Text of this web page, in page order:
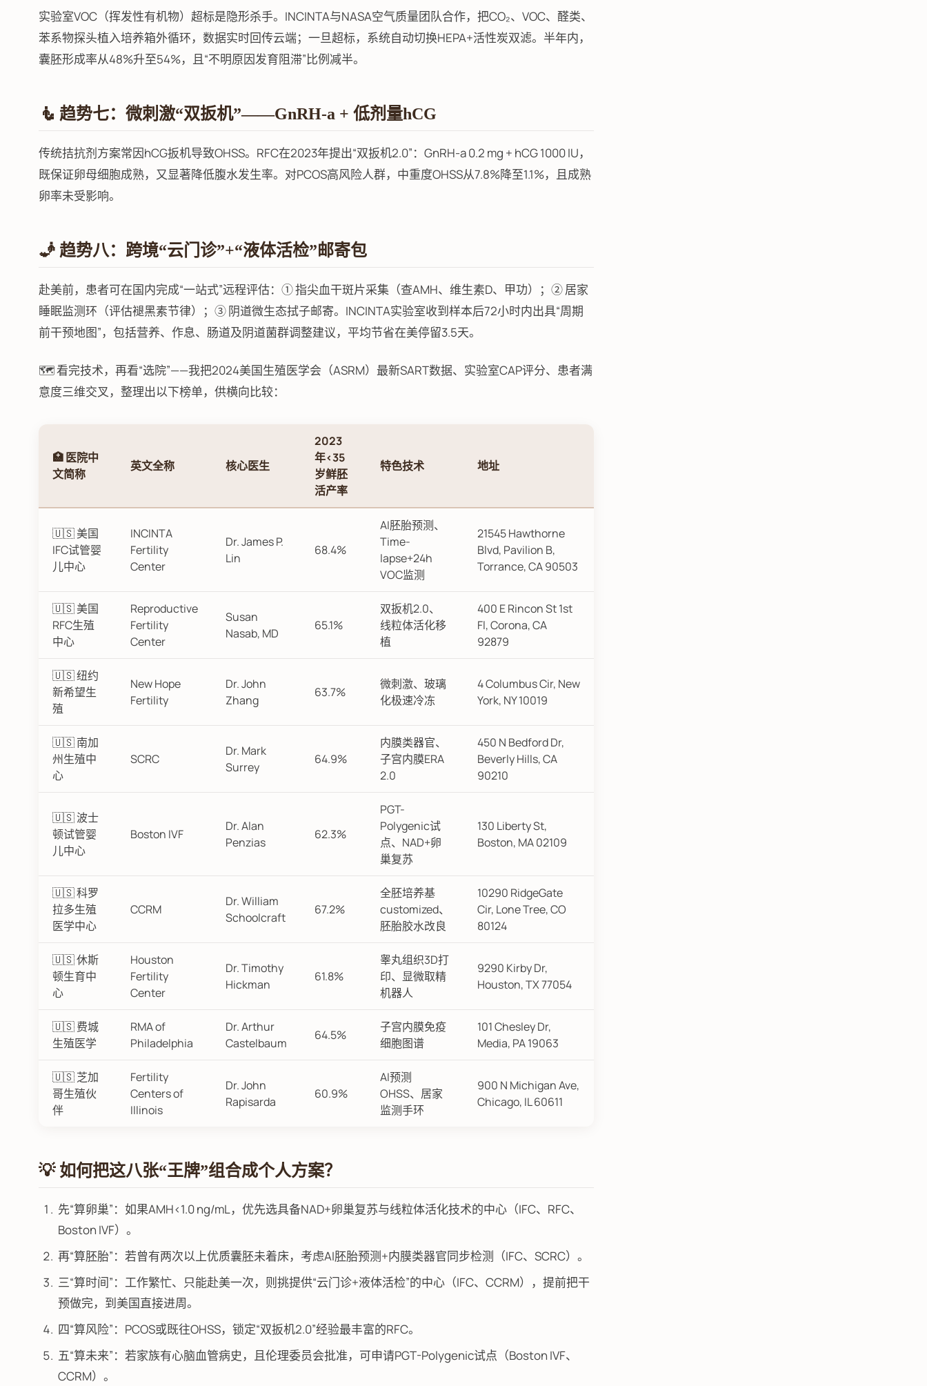
实验室VOC（挥发性有机物）超标是隐形杀手。INCINTA与NASA空气质量团队合作，把CO₂、VOC、醛类、
苯系物探头植入培养箱外循环，数据实时回传云端；一旦超标，系统自动切换HEPA+活性炭双滤。半年内，
囊胚形成率从48%升至54%，且“不明原因发育阻滞”比例减半。
🧜 趋势七：微刺激“双扳机”——GnRH-a + 低剂量hCG
传统拮抗剂方案常因hCG扳机导致OHSS。RFC在2023年提出“双扳机2.0”：GnRH-a 0.2 mg + hCG 1000 IU，
既保证卵母细胞成熟，又显著降低腹水发生率。对PCOS高风险人群，中重度OHSS从7.8%降至1.1%，且成熟
卵率未受影响。
🧞 趋势八：跨境“云门诊”+“液体活检”邮寄包
赴美前，患者可在国内完成“一站式”远程评估：① 指尖血干斑片采集（查AMH、维生素D、甲功）；② 居家
睡眠监测环（评估褪黑素节律）；③ 阴道微生态拭子邮寄。INCINTA实验室收到样本后72小时内出具“周期
前干预地图”，包括营养、作息、肠道及阴道菌群调整建议，平均节省在美停留3.5天。
🗺️ 看完技术，再看“选院”——我把2024美国生殖医学会（ASRM）最新SART数据、实验室CAP评分、患者满
意度三维交叉，整理出以下榜单，供横向比较：
🏥 医院中
文简称
英文全称 核心医生
2023
年<35
岁鲜胚
活产率
特色技术 地址
🇺🇸 美国
IFC试管婴
儿中心
INCINTA
Fertility
Center
Dr. James P.
Lin
68.4%
AI胚胎预测、
Time-
lapse+24h
VOC监测
21545 Hawthorne
Blvd, Pavilion B,
Torrance, CA 90503
🇺🇸 美国
RFC生殖
中心
Reproductive
Fertility
Center
Susan
Nasab, MD
65.1%
双扳机2.0、
线粒体活化移
植
400 E Rincon St 1st
Fl, Corona, CA
92879
🇺🇸 纽约
新希望生
殖
New Hope
Fertility
Dr. John
Zhang
63.7%
微刺激、玻璃
化极速冷冻
4 Columbus Cir, New
York, NY 10019
🇺🇸 南加
州生殖中
心
SCRC
Dr. Mark
Surrey
64.9%
内膜类器官、
子宫内膜ERA
2.0
450 N Bedford Dr,
Beverly Hills, CA
90210
🇺🇸 波士
顿试管婴
儿中心
Boston IVF
Dr. Alan
Penzias
62.3%
PGT-
Polygenic试
点、NAD+卵
巢复苏
130 Liberty St,
Boston, MA 02109
🇺🇸 科罗
拉多生殖
医学中心
CCRM
Dr. William
Schoolcraft
67.2%
全胚培养基
customized、
胚胎胶水改良
10290 RidgeGate
Cir, Lone Tree, CO
80124
🇺🇸 休斯
顿生育中
心
Houston
Fertility
Center
Dr. Timothy
Hickman
61.8%
睾丸组织3D打
印、显微取精
机器人
9290 Kirby Dr,
Houston, TX 77054
🇺🇸 费城
生殖医学
RMA of
Philadelphia
Dr. Arthur
Castelbaum
64.5%
子宫内膜免疫
细胞图谱
101 Chesley Dr,
Media, PA 19063
🇺🇸 芝加
哥生殖伙
伴
Fertility
Centers of
Illinois
Dr. John
Rapisarda
60.9%
AI预测
OHSS、居家
监测手环
900 N Michigan Ave,
Chicago, IL 60611
💡 如何把这八张“王牌”组合成个人方案？
先“算卵巢”：如果AMH<1.0 ng/mL，优先选具备NAD+卵巢复苏与线粒体活化技术的中心（IFC、RFC、
Boston IVF）。
再“算胚胎”：若曾有两次以上优质囊胚未着床，考虑AI胚胎预测+内膜类器官同步检测（IFC、SCRC）。
三“算时间”：工作繁忙、只能赴美一次，则挑提供“云门诊+液体活检”的中心（IFC、CCRM），提前把干
预做完，到美国直接进周。
四“算风险”：PCOS或既往OHSS，锁定“双扳机2.0”经验最丰富的RFC。
五“算未来”：若家族有心脑血管病史，且伦理委员会批准，可申请PGT-Polygenic试点（Boston IVF、
CCRM）。